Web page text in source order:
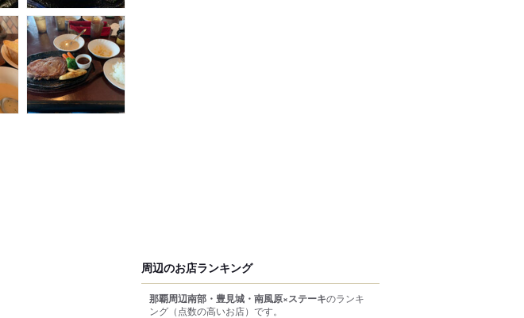
周辺のお店ランキング
那覇周辺南部・豊見城・南風原×ステーキのランキ
ング （点数の高いお店） です。